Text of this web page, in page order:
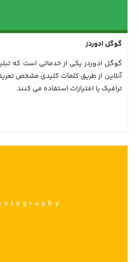
گوگل ادوردز
گوگل ادوردز یکی از خدماتی است که
آنلاین از طریق کلمات کلیدی مشخص
ترافیک یا امتیازات استفاده می کنند